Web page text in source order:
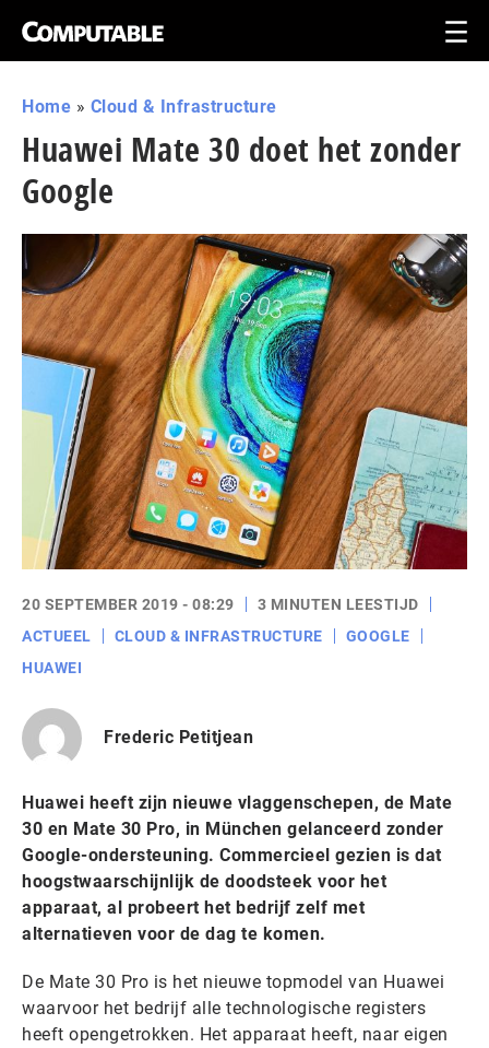
Home » Cloud & Infrastructure
Huawei Mate 30 doet het zonder
Google
20 SEPTEMBER 2019 - 08:29
3 MINUTEN LEESTIJD
ACTUEEL
CLOUD & INFRASTRUCTURE
GOOGLE
HUAWEI
Frederic Petitjean
Huawei heeft zijn nieuwe vlaggenschepen, de Mate
30 en Mate 30 Pro, in München gelanceerd zonder
Google-ondersteuning. Commercieel gezien is dat
hoogstwaarschijnlijk de doodsteek voor het
apparaat, al probeert het bedrijf zelf met
alternatieven voor de dag te komen.
De Mate 30 Pro is het nieuwe topmodel van Huawei
waarvoor het bedrijf alle technologische registers
heeft opengetrokken. Het apparaat heeft, naar eigen